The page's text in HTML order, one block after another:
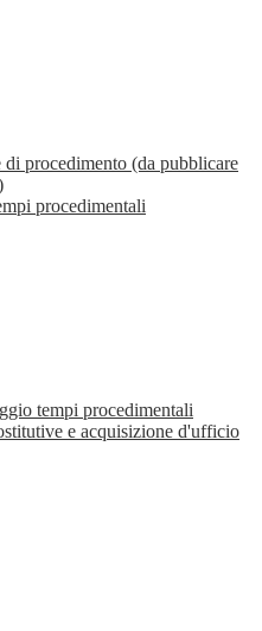
procedimento (da pubblicare
procedimentali
tempi procedimentali
e acquisizione d'ufficio